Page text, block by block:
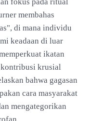
membahas
di mana individu
keadaan di luar
ikatan
krusial
bahwa gagasan
cara masyarakat
mengategorikan